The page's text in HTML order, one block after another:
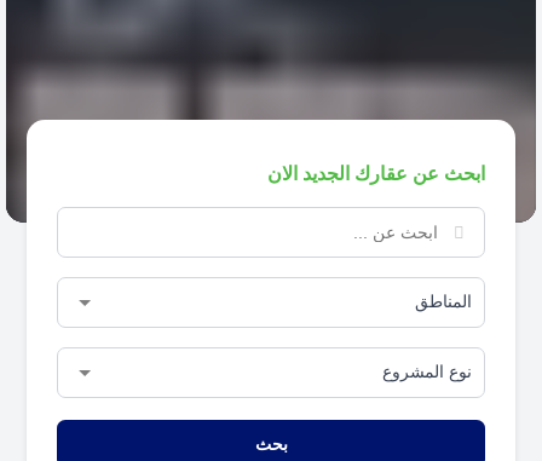
ابحث عن عقارك الجديد الان
بحث